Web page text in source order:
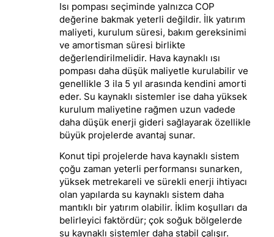
Isı pompası seçiminde yalnızca COP
değerine bakmak yeterli değildir. İlk yatırım
maliyeti, kurulum süresi, bakım gereksinimi
ve amortisman süresi birlikte
değerlendirilmelidir. Hava kaynaklı ısı
pompası daha düşük maliyetle kurulabilir ve
genellikle 3 ila 5 yıl arasında kendini amorti
eder. Su kaynaklı sistemler ise daha yüksek
kurulum maliyetine rağmen uzun vadede
daha düşük enerji gideri sağlayarak özellikle
büyük projelerde avantaj sunar.
Konut tipi projelerde hava kaynaklı sistem
çoğu zaman yeterli performansı sunarken,
yüksek metrekareli ve sürekli enerji ihtiyacı
olan yapılarda su kaynaklı sistem daha
mantıklı bir yatırım olabilir. İklim koşulları da
belirleyici faktördür; çok soğuk bölgelerde
su kaynaklı sistemler daha stabil çalışır.